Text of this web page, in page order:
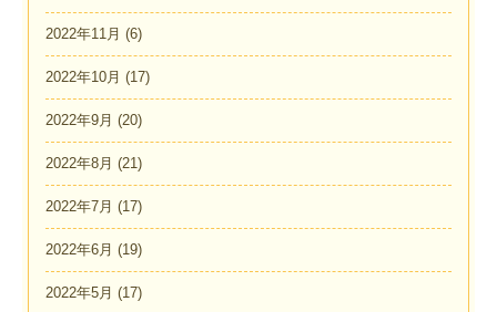
2022年11月 (6)
2022年10月 (17)
2022年9月 (20)
2022年8月 (21)
2022年7月 (17)
2022年6月 (19)
2022年5月 (17)